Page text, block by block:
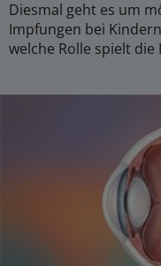
Diesmal geht es um
Impfungen bei
welche Rolle spielt die